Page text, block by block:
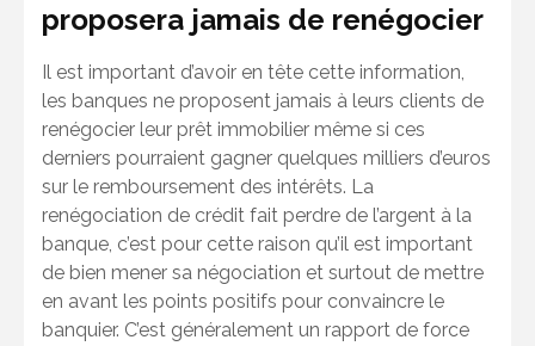
proposera jamais de renégocier
Il est important d’avoir en tête cette information,
les banques ne proposent jamais à leurs clients de
renégocier leur prêt immobilier même si ces
derniers pourraient gagner quelques milliers d’euros
sur le remboursement des intérêts. La
renégociation de crédit fait perdre de l’argent à la
banque, c’est pour cette raison qu’il est important
de bien mener sa négociation et surtout de mettre
en avant les points positifs pour convaincre le
banquier. C’est généralement un rapport de force